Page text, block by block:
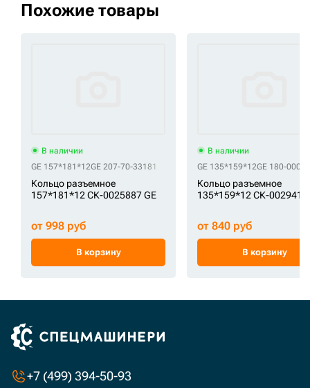
Похожие товары
В наличии
GE 157*181*12GE 207-70-33181
Кольцо разъемное
157*181*12 СК-0025887 GE
от 998 руб
В корзину
В наличии
GE 135*159*12GE 180-000-
Кольцо разъемное
135*159*12 СК-0029411
от 840 руб
В корзину
+7 (499) 394-50-93